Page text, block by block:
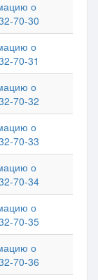
о
70-30
о
70-31
о
70-32
о
70-33
о
70-34
о
70-35
о
70-36